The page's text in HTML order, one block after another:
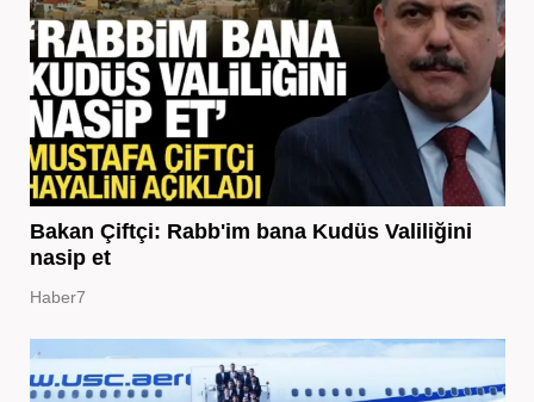
Bakan Çiftçi: Rabb'im bana Kudüs Valiliğini
nasip et
Haber7